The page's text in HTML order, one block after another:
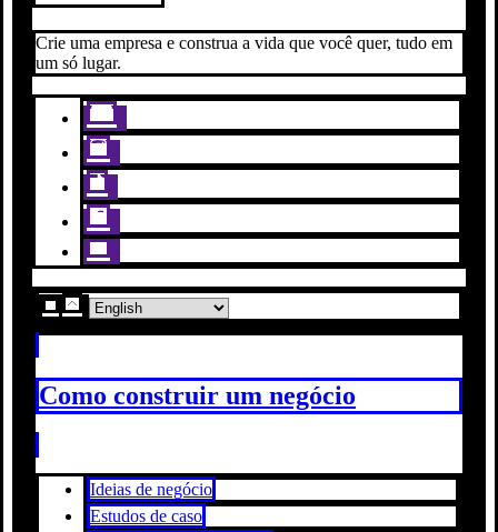
Crie uma empresa e construa a vida que você quer, tudo em
um só lugar.
Como construir um negócio
Ideias de negócio
Estudos de caso